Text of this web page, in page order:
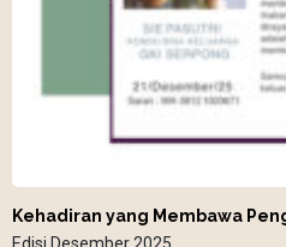
Kehadiran yang Membawa
Edisi Desember 2025